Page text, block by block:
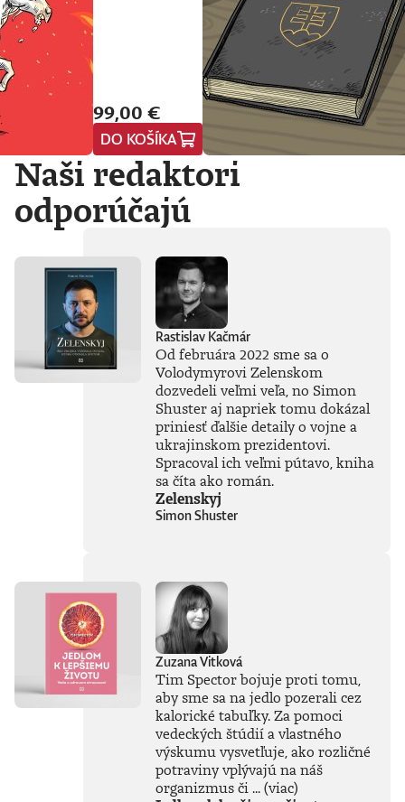
99,00 €
DO KOŠÍKA
Naši redaktori
odporúčajú
Rastislav Kačmár
Od februára 2022 sme sa o
Volodymyrovi Zelenskom
dozvedeli veľmi veľa, no Simon
Shuster aj napriek tomu dokázal
priniesť ďalšie detaily o vojne a
ukrajinskom prezidentovi.
Spracoval ich veľmi pútavo, kniha
sa číta ako román.
Zelenskyj
Simon Shuster
Zuzana Vitková
Tim Spector bojuje proti tomu,
aby sme sa na jedlo pozerali cez
kalorické tabuľky. Za pomoci
vedeckých štúdií a vlastného
výskumu vysvetľuje, ako rozličné
potraviny vplývajú na náš
organizmus či ...(viac)